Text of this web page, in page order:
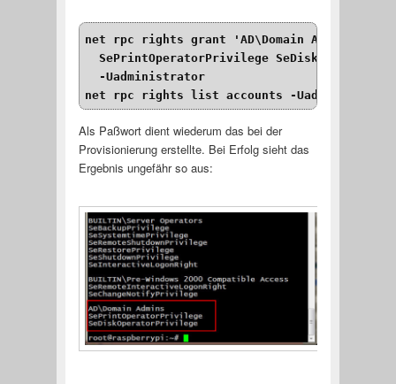
net rpc rights grant 'AD\Domain Admins'\
SePrintOperatorPrivilege
-Uadministrator
net rpc rights list accounts -Uadministrator
Als Paßwort dient wiederum das bei der
Provisionierung erstellte. Bei Erfolg sieht das
Ergebnis ungefähr so aus: